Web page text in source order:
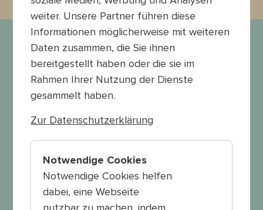
Spielerisch durch den
gemeinsamen Festivalbesuch!
Den Weg zur Festivalbühne mit künstlerischen
Forschungsübungen gestalten?
Nach dem Festivalbesuch weiter über das
Hier findet ihr bald kleine Kreativimpulse, die ihr
auf dem Weg zur Kultursommer Bühne
mitnehmen oder auch als Vor- und
Nachbereitung zu eurem Besuch nutzen könnt.
weiter. Unsere Partner führen diese
Informationen möglicherweise mit weiteren
Daten zusammen, die Sie ihnen
bereitgestellt haben oder die sie im
Rahmen Ihrer Nutzung der Dienste
gesammelt haben.
Zur Datenschutzerklärung
Notwendige Cookies
Notwendige Cookies helfen
dabei, eine Webseite